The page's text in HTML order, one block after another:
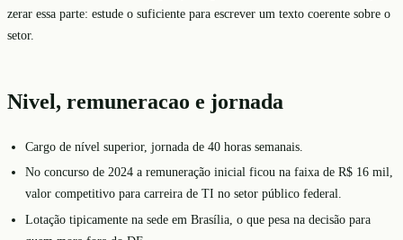
zerar essa parte: estude o suficiente para escrever um texto coerente sobre o
setor.
Nivel, remuneracao e jornada
Cargo de nível superior, jornada de 40 horas semanais.
No concurso de 2024 a remuneração inicial ficou na faixa de R$ 16 mil,
valor competitivo para carreira de TI no setor público federal.
Lotação tipicamente na sede em Brasília, o que pesa na decisão para